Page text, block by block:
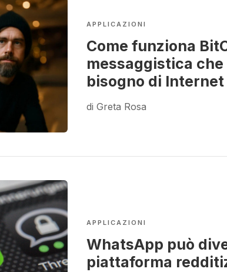
APPLICAZIONI
Come funziona
messaggistica che
bisogno di
di Greta Rosa
APPLICAZIONI
WhatsApp può
piattaforma